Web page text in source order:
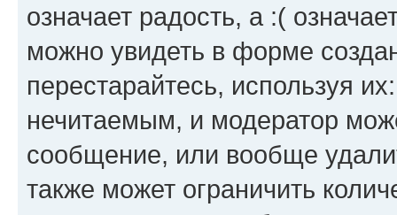
означает радость, а :(
можно увидеть в форме
перестарайтесь, используя
нечитаемым, и модератор
сообщение, или вообще
также может ограничить